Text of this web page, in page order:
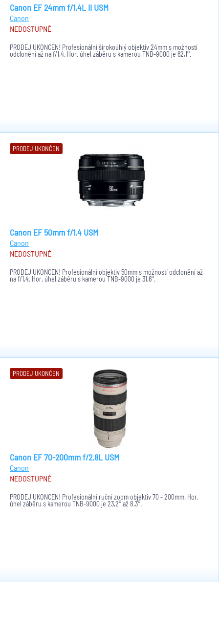
Canon EF 24mm f/1.4L II USM
Canon
NEDOSTUPNÉ
PRODEJ UKONČEN! Profesionální širokoúhlý objektiv 24mm s možností
odclonění až na f/1,4. Hor. úhel záběru s kamerou TNB-9000 je 62,1°.
PRODEJ UKONČEN
Canon EF 50mm f/1.4 USM
Canon
NEDOSTUPNÉ
PRODEJ UKONČEN! Profesionální objektiv 50mm s možností odclonění až
na f/1,4. Hor. úhel záběru s kamerou TNB-9000 je 31,6°.
PRODEJ UKONČEN
Canon EF 70-200mm f/2.8L USM
Canon
NEDOSTUPNÉ
PRODEJ UKONČEN! Profesionální ruční zoom objektiv 70 - 200mm. Hor.
úhel záběru s kamerou TNB-9000 je 23,2° až 8,3°.